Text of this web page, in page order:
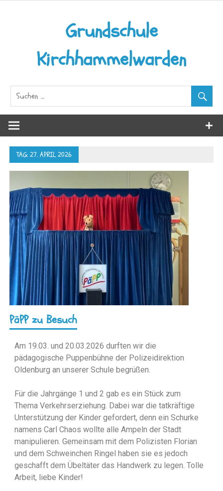
Grundschule
Kirchhammelwarden
TAG:27. APRIL 2026
PäPP zu Besuch
Am 19.03. und 20.03.2026 durften wir die
pädagogische Puppenbühne der Polizeidirektion
Oldenburg an unserer Schule begrüßen.
Für die Jahrgänge 1 und 2 gab es ein Stück zum
Thema Verkehrserziehung. Dabei war die tatkräftige
Unterstützung der Kinder gefordert, denn ein Schurke
namens Carl Chaos wollte alle Ampeln der Stadt
manipulieren. Gemeinsam mit dem Polizisten Florian
und dem Schweinchen Ringel haben sie es jedoch
geschafft dem Übeltäter das Handwerk zu legen. Tolle
Arbeit, liebe Kinder!